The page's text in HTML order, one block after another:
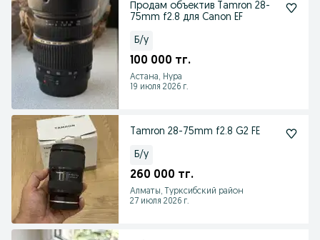
Продам объектив Tamron 28-
75mm f2.8 для Canon EF
Б/у
100 000 тг.
Астана, Нура
19 июля 2026 г.
Tamron 28-75mm f2.8 G2 FE
Б/у
260 000 тг.
Алматы, Турксибский район
27 июля 2026 г.